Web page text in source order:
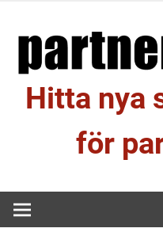
innehåll
Hitta nya
för